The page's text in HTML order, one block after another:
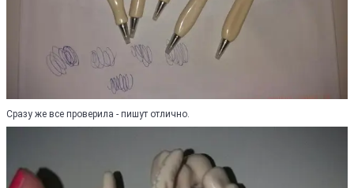
Сразу же все проверила - пишут отлично.